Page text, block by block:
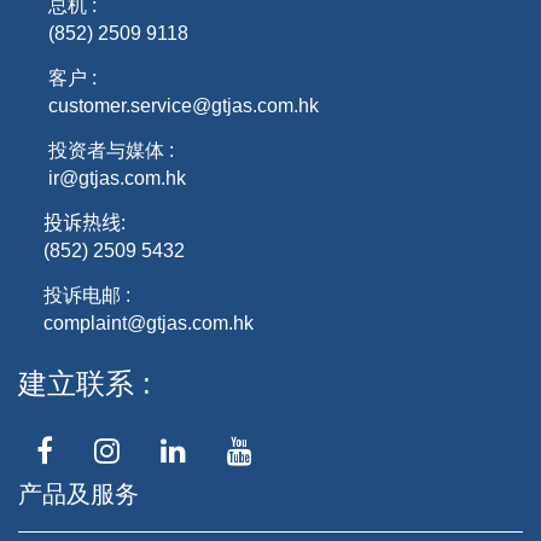
总机 :
(852) 2509 9118
客户 :
customer.service@gtjas.com.hk
投资者与媒体 :
ir@gtjas.com.hk
投诉热线:
(852) 2509 5432
投诉电邮 :
complaint@gtjas.com.hk
建立联系
产品及服务